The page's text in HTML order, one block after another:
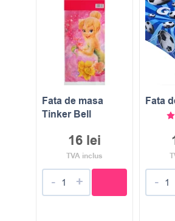
Fata de masa
Tinker Bell
16 lei
TVA inclus
- +
Fata
-